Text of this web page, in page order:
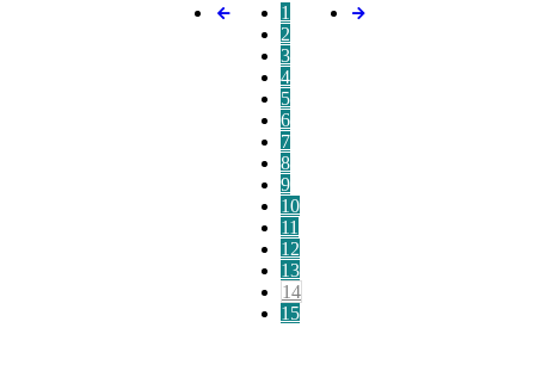
1
2
3
4
5
6
7
8
9
10
11
12
13
14
15